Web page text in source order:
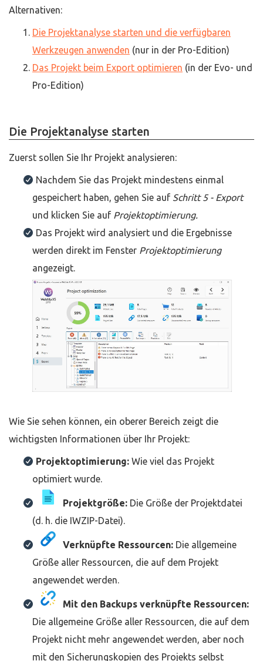
Alternativen:
Die Projektanalyse starten und die verfügbaren
Werkzeugen anwenden (nur in der Pro-Edition)
Das Projekt beim Export optimieren (in der Evo- und
Pro-Edition)
Die Projektanalyse starten
Zuerst sollen Sie Ihr Projekt analysieren:
Nachdem Sie das Projekt mindestens einmal
gespeichert haben, gehen Sie auf Schritt 5 - Export
und klicken Sie auf Projektoptimierung.
Das Projekt wird analysiert und die Ergebnisse
werden direkt im Fenster Projektoptimierung
angezeigt.
Wie Sie sehen können, ein oberer Bereich zeigt die
wichtigsten Informationen über Ihr Projekt:
Projektoptimierung: Wie viel das Projekt
optimiert wurde.
Projektgröße: Die Größe der Projektdatei
(d. h. die IWZIP-Datei).
Verknüpfte Ressourcen: Die allgemeine
Größe aller Ressourcen, die auf dem Projekt
angewendet werden.
Mit den Backups verknüpfte Ressourcen:
Die allgemeine Größe aller Ressourcen, die auf dem
Projekt nicht mehr angewendet werden, aber noch
mit den Sicherungskopien des Projekts selbst